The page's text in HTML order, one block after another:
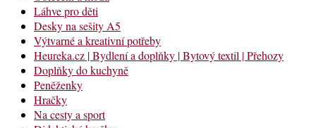
Láhve pro děti
Desky na sešity A5
Výtvarné a kreativní potřeby
Heureka.cz | Bydlení a doplňky | Bytový textil | Přehozy
Doplňky do kuchyně
Peněženky
Hračky
Na cesty a sport